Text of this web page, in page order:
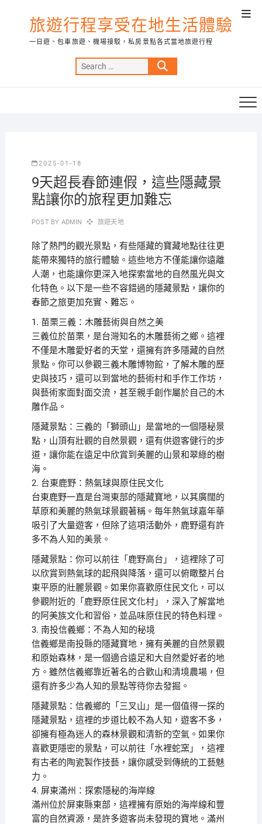
旅遊行程享受在地生活體驗
一日遊、包車旅遊、機場接駁，私房景點各式當地旅遊行程
Search
…
2025-01-18
9天超長春節連假，這些隱藏景
點讓你的旅程更加難忘
POST BY ADMIN 旅遊天地
除了熱門的觀光景點，有些隱藏的寶藏地點往往更
能帶來獨特的旅行體驗。這些地方不僅能讓你遠離
人潮，也能讓你更深入地探索當地的自然風光與文
化特色。以下是一些不容錯過的隱藏景點，讓你的
春節之旅更加充實、難忘。
1. 苗栗三義：木雕藝術與自然之美
三義位於苗栗，是台灣知名的木雕藝術之鄉。這裡
不僅是木雕愛好者的天堂，還擁有許多隱藏的自然
景點。你可以參觀三義木雕博物館，了解木雕的歷
史與技巧，還可以到當地的藝術村和手作工作坊，
與藝術家面對面交流，甚至親手創作屬於自己的木
雕作品。
隱藏景點：三義的「獅頭山」是當地的一個隱秘景
點，山頂有壯觀的自然景觀，還有供遊客健行的步
道，讓你能在遠足中欣賞到美麗的山景和翠綠的樹
海。
2. 台東鹿野：熱氣球與原住民文化
台東鹿野一直是台灣東部的隱藏寶地，以其廣闊的
草原和美麗的熱氣球景觀著稱。每年熱氣球嘉年華
吸引了大量遊客，但除了這項活動外，鹿野還有許
多不為人知的美景。
隱藏景點：你可以前往「鹿野高台」，這裡除了可
以欣賞到熱氣球的起飛與降落，還可以俯瞰整片台
東平原的壯麗景觀。如果你喜歡原住民文化，可以
參觀附近的「鹿野原住民文化村」，深入了解當地
的阿美族文化和習俗，並品味原住民的特色料理。
3. 南投信義鄉：不為人知的秘境
信義鄉是南投縣的隱藏寶地，擁有美麗的自然景觀
和原始森林，是一個適合遠足和大自然愛好者的地
方。雖然信義鄉靠近著名的合歡山和清境農場，但
還有許多少為人知的景點等待你去發掘。
隱藏景點：信義鄉的「三叉山」是一個值得一探的
隱藏景點，這裡的步道比較不為人知，遊客不多，
卻擁有極為迷人的森林景觀和清新的空氣。如果你
喜歡更隱密的景點，可以前往「水裡蛇窯」，這裡
有古老的陶瓷製作技藝，讓你感受到傳統的工藝魅
力。
4. 屏東滿州：探索隱秘的海岸線
滿州位於屏東縣東部，這裡擁有原始的海岸線和豐
富的自然資源，是許多遊客尚未發現的寶地。滿州